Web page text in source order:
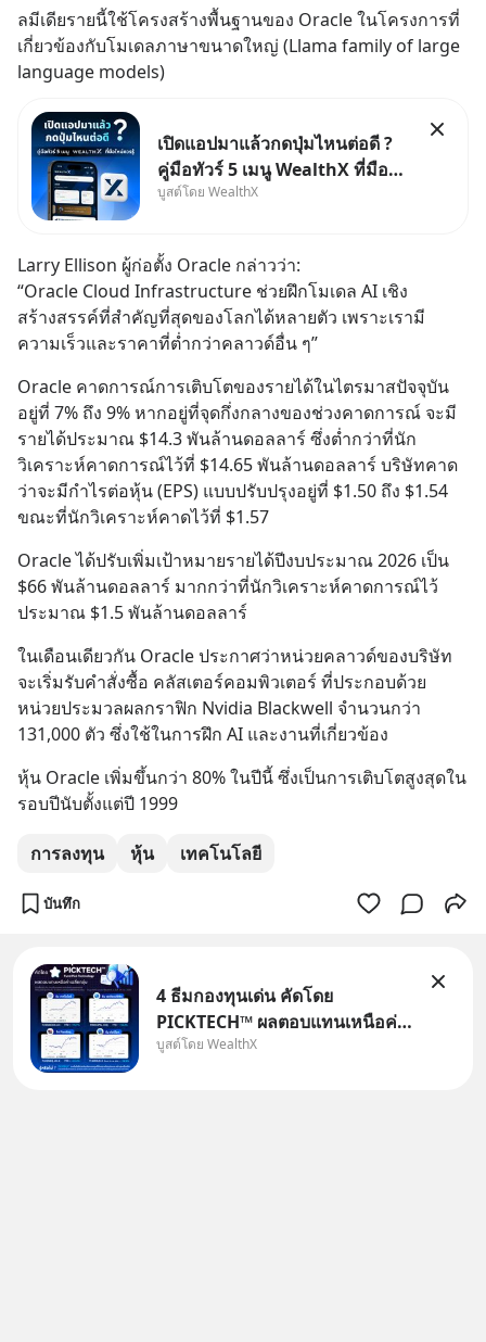
ลมีเดียรายนี้ใช้โครงสร้างพื้นฐานของ Oracle ในโครงการที่
เกี่ยวข้องกับโมเดลภาษาขนาดใหญ่ (Llama family of large
language models)
เปิดแอปมาแล้วกดปุ่มไหนต่อดี ?
คู่มือทัวร์ 5 เมนู WealthX ที่มือ
ใหม่ควรรู้ สำหรับใครที่เพิ่งโหลด
ปุ่มไหนต่อ อ่านโพสต์นี้เลย
WealthX จะขอพาไปทัวร์ 5 เมนู
หลัก ที่จะทำให้คุ
บูสต์โดย WealthX
Larry Ellison ผู้ก่อตั้ง Oracle กล่าวว่า:
“Oracle Cloud Infrastructure ช่วยฝึกโมเดล AI เชิง
สร้างสรรค์ที่สำคัญที่สุดของโลกได้หลายตัว เพราะเรามี
ความเร็วและราคาที่ต่ำกว่าคลาวด์อื่น ๆ”
Oracle คาดการณ์การเติบโตของรายได้ในไตรมาสปัจจุบัน
อยู่ที่ 7% ถึง 9% หากอยู่ที่จุดกึ่งกลางของช่วงคาดการณ์ จะมี
รายได้ประมาณ $14.3 พันล้านดอลลาร์ ซึ่งต่ำกว่าที่นัก
วิเคราะห์คาดการณ์ไว้ที่ $14.65 พันล้านดอลลาร์ บริษัทคาด
ว่าจะมีกำไรต่อหุ้น (EPS) แบบปรับปรุงอยู่ที่ $1.50 ถึง $1.54
ขณะที่นักวิเคราะห์คาดไว้ที่ $1.57
Oracle ได้ปรับเพิ่มเป้าหมายรายได้ปีงบประมาณ 2026 เป็น
$66 พันล้านดอลลาร์ มากกว่าที่นักวิเคราะห์คาดการณ์ไว้
ประมาณ $1.5 พันล้านดอลลาร์
ในเดือนเดียวกัน Oracle ประกาศว่าหน่วยคลาวด์ของบริษัท
จะเริ่มรับคำสั่งซื้อ คลัสเตอร์คอมพิวเตอร์ ที่ประกอบด้วย
หน่วยประมวลผลกราฟิก Nvidia Blackwell จำนวนกว่า
131,000 ตัว ซึ่งใช้ในการฝึก AI และงานที่เกี่ยวข้อง
หุ้น Oracle เพิ่มขึ้นกว่า 80% ในปีนี้ ซึ่งเป็นการเติบโตสูงสุดใน
รอบปีนับตั้งแต่ปี 1999
การลงทุน หุ้น เทคโนโลยี
บันทึก
4 ธีมกองทุนเด่น คัดโดย
PICKTECH™ ผลตอบแทนเหนือค่า
เฉลี่ยกลุ่ม ถ้าอยากค้นหากองทุนที่
บูสต์โดย WealthX